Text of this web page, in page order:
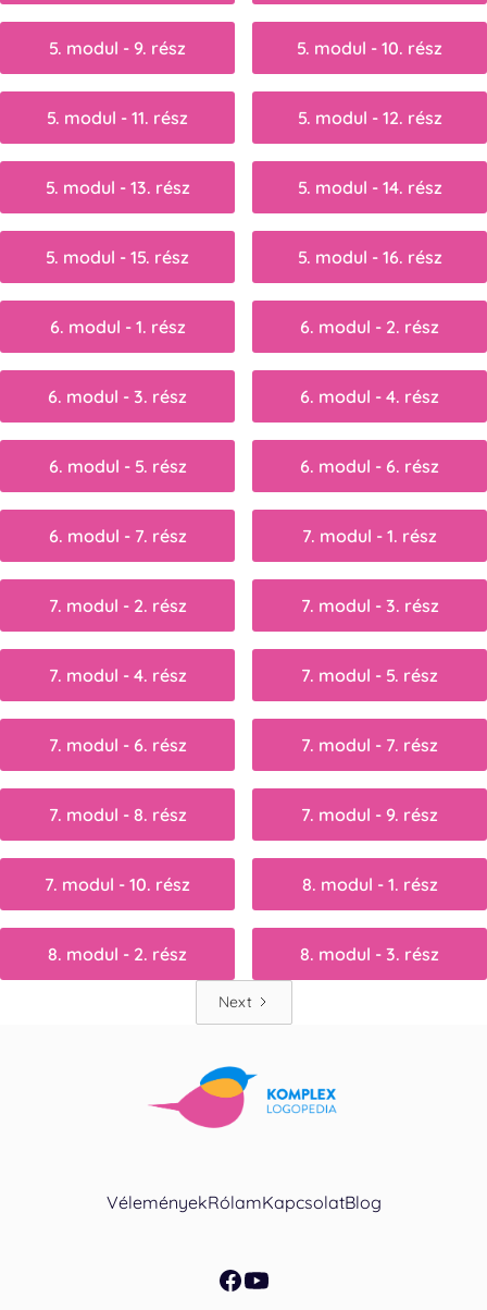
5. modul - 9. rész 5. modul - 10. rész
5. modul - 11. rész 5. modul - 12. rész
5. modul - 13. rész 5. modul - 14. rész
5. modul - 15. rész 5. modul - 16. rész
6. modul - 1. rész 6. modul - 2. rész
6. modul - 3. rész 6. modul - 4. rész
6. modul - 5. rész 6. modul - 6. rész
6. modul - 7. rész 7. modul - 1. rész
7. modul - 2. rész 7. modul - 3. rész
7. modul - 4. rész 7. modul - 5. rész
7. modul - 6. rész 7. modul - 7. rész
7. modul - 8. rész 7. modul - 9. rész
7. modul - 10. rész 8. modul - 1. rész
8. modul - 2. rész 8. modul - 3. rész
Next
VéleményekRólamKapcsolatBlog